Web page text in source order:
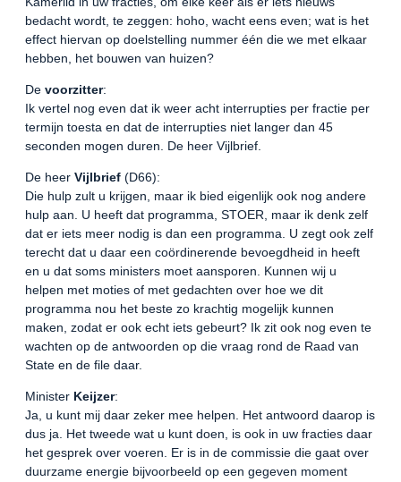
bedacht wordt, te zeggen: hoho, wacht eens even; wat is het
effect hiervan op doelstelling nummer één die we met elkaar
hebben, het bouwen van huizen?
De voorzitter:
Ik vertel nog even dat ik weer acht interrupties per fractie per
termijn toesta en dat de interrupties niet langer dan 45
seconden mogen duren. De heer Vijlbrief.
De heer Vijlbrief (D66):
Die hulp zult u krijgen, maar ik bied eigenlijk ook nog andere
hulp aan. U heeft dat programma, STOER, maar ik denk zelf
dat er iets meer nodig is dan een programma. U zegt ook zelf
terecht dat u daar een coördinerende bevoegdheid in heeft
en u dat soms ministers moet aansporen. Kunnen wij u
helpen met moties of met gedachten over hoe we dit
programma nou het beste zo krachtig mogelijk kunnen
maken, zodat er ook echt iets gebeurt? Ik zit ook nog even te
wachten op de antwoorden op die vraag rond de Raad van
State en de file daar.
Minister Keijzer:
Ja, u kunt mij daar zeker mee helpen. Het antwoord daarop is
dus ja. Het tweede wat u kunt doen, is ook in uw fracties daar
het gesprek over voeren. Er is in de commissie die gaat over
duurzame energie bijvoorbeeld op een gegeven moment